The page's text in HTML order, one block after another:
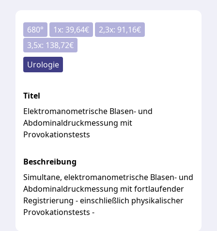
680° 1x: 39,64€ 2,3x: 91,16€
3,5x: 138,72€
Urologie
Titel
Elektromanometrische Blasen- und
Abdominaldruckmessung mit
Provokationstests
Beschreibung
Simultane, elektromanometrische Blasen- und
Abdominaldruckmessung mit fortlaufender
Registrierung - einschließlich physikalischer
Provokationstests -